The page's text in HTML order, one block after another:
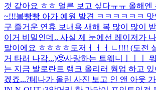
것 같아요 ㅎㅎ 얼른 보고 싶다ㅠㅠ 올해엔
~!!!볼빵빵 아가 예원 발견 ㅋㅋㅋㅋㅋㅋ
구 즐거운 연휴 보내용 새해 복 많이 많이
이거 비밀인데.. 사실 제 눈에선 레이저가
말이에요 ㅎㅎㅎㅎ 도저ㅓㅓㅓㄴ!!!! (도전
거 타러 나감...)🥹사랑하는 트웨니ㅣㅣㅣ
는 지금 발로란트 랭크 올리러 웜업 하고
겠죠...?테나가 올린 사진 보고 인 앤 아웃